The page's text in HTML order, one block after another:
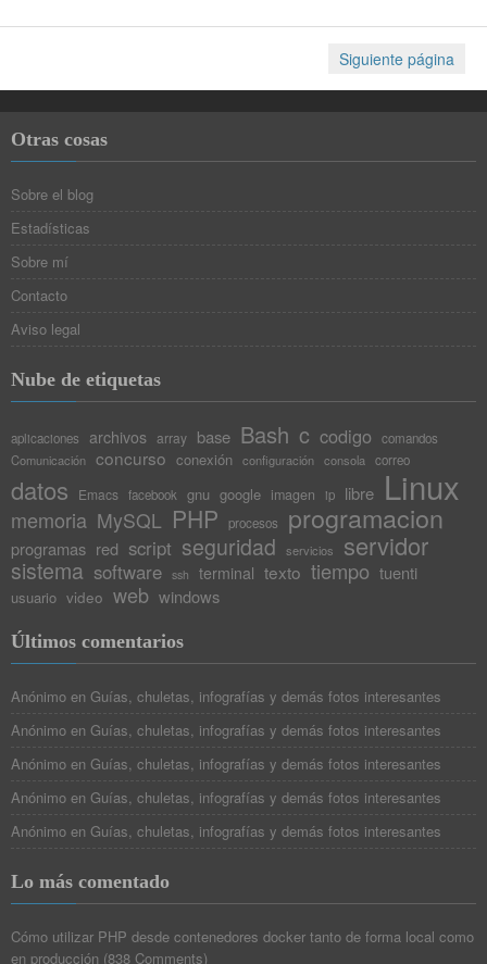
Siguiente página
Otras cosas
Sobre el blog
Estadísticas
Sobre mí
Contacto
Aviso legal
Nube de etiquetas
aplicaciones archivos array base Bash c codigo
comandos
Comunicación concurso conexión configuración consola correo
datos Emacs facebook gnu google imagen ip libre Linux
memoria MySQL PHP procesos programacion
programas red script seguridad servicios servidor
sistema software ssh terminal texto tiempo tuenti
usuario video web windows
Últimos comentarios
Anónimo en Guías, chuletas, infografías y demás fotos interesantes
Anónimo en Guías, chuletas, infografías y demás fotos interesantes
Anónimo en Guías, chuletas, infografías y demás fotos interesantes
Anónimo en Guías, chuletas, infografías y demás fotos interesantes
Anónimo en Guías, chuletas, infografías y demás fotos interesantes
Lo más comentado
Cómo utilizar PHP desde contenedores docker tanto de forma local como
en producción (838 Comments)